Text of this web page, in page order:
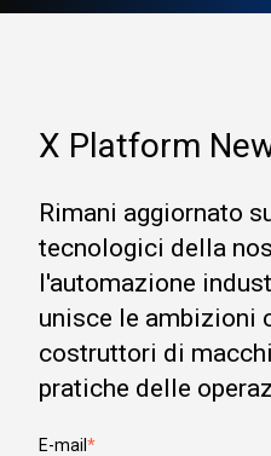
X Platform
Rimani aggiornato
tecnologici della
l'automazione
unisce le ambizioni
costruttori di
pratiche delle
E-mail *